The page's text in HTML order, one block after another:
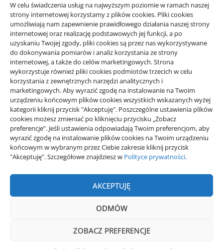
W celu świadczenia usług na najwyższym poziomie w ramach naszej
strony internetowej korzystamy z plików cookies. Pliki cookies
umożliwiają nam zapewnienie prawidłowego działania naszej strony
internetowej oraz realizację podstawowych jej funkcji, a po
uzyskaniu Twojej zgody, pliki cookies są przez nas wykorzystywane
do dokonywania pomiarów i analiz korzystania ze strony
internetowej, a także do celów marketingowych. Strona
wykorzystuje również pliki cookies podmiotów trzecich w celu
korzystania z zewnętrznych narzędzi analitycznych i
marketingowych. Aby wyrazić zgodę na instalowanie na Twoim
urządzeniu końcowym plików cookies wszystkich wskazanych wyżej
kategorii kliknij przycisk "Akceptuję". Poszczególne ustawienia plików
cookies możesz zmieniać po kliknięciu przycisku „Zobacz
preferencje”. Jeśli ustawienia odpowiadają Twoim preferencjom, aby
wyrazić zgodę na instalowanie plików cookies na Twoim urządzeniu
końcowym w wybranym przez Ciebie zakresie kliknij przycisk
"Akceptuję". Szczegółowe znajdziesz w Polityce prywatności.
AKCEPTUJĘ
ODMÓW
ZOBACZ PREFERENCJE
Jak przygotować ofertę
handlową która konwertuje –
zwiększ skuteczność
autor Redakcja WD 05/02/2026
Skuteczna oferta handlowa stanowi nie tylko
wizytówkę firmy, ale także realne narzędzie konwersji
nowych klientów oraz umacniania relacji…
Polityka Prywatności Polityka plików cookies (EU)